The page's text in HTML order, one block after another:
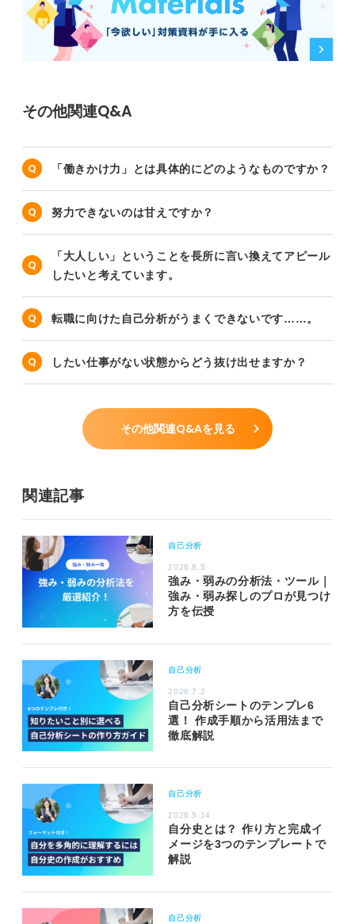
その他関連Q&A
「働きかけ力」とは具体的にどのようなものですか？
努力できないのは甘えですか？
「大人しい」ということを長所に言い換えてアピール
したいと考えています。
転職に向けた自己分析がうまくできないです……。
したい仕事がない状態からどう抜け出せますか？
その他関連Q&Aを見る
関連記事
自己分析
2026.8.5
強み・弱みの分析法・ツール｜
強み・弱み探しのプロが見つけ
方を伝授
自己分析
2026.7.2
自己分析シートのテンプレ6
選！ 作成手順から活用法まで
徹底解説
自己分析
2026.5.14
自分史とは？ 作り方と完成イ
メージを3つのテンプレートで
解説
自己分析